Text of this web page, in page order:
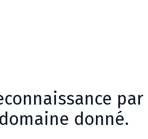
donné.